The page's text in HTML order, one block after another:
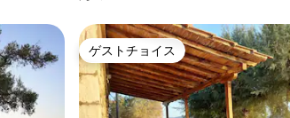
ゲストチョイス
ゲストチョイス